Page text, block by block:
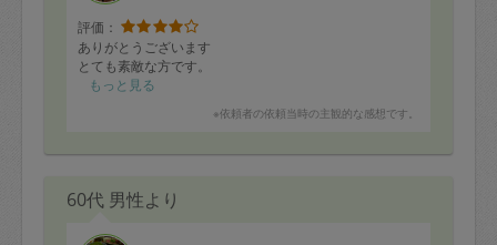
評価：
ありがとうございます
とても素敵な方です。
もっと見る
※依頼者の依頼当時の主観的な感想です。
60代 男性より